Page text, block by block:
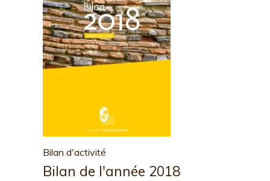
Bilan d'activité
Bilan de l'année 2018